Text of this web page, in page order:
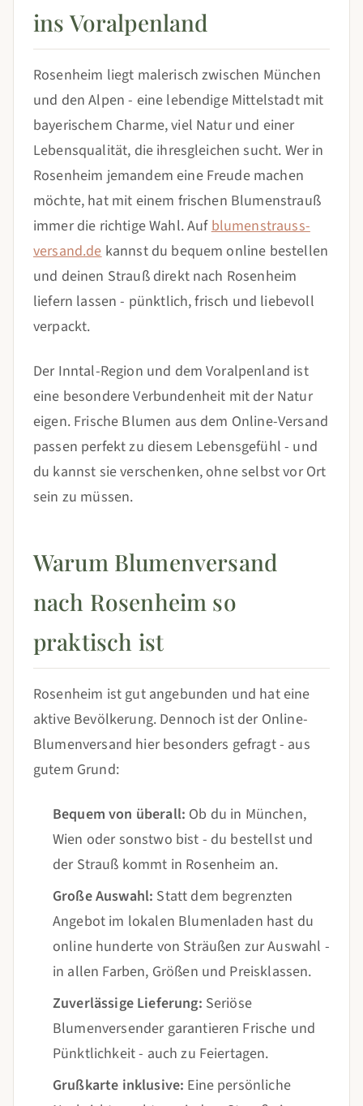
ins Voralpenland
Rosenheim liegt malerisch zwischen München
und den Alpen - eine lebendige Mittelstadt mit
bayerischem Charme, viel Natur und einer
Lebensqualität, die ihresgleichen sucht. Wer in
Rosenheim jemandem eine Freude machen
möchte, hat mit einem frischen Blumenstrauß
immer die richtige Wahl. Aufblumenstrauss-
versand.dekannst du bequem online bestellen
und deinen Strauß direkt nach Rosenheim
liefern lassen - pünktlich, frisch und liebevoll
verpackt.
Der Inntal-Region und dem Voralpenland ist
eine besondere Verbundenheit mit der Natur
eigen. Frische Blumen aus dem Online-Versand
passen perfekt zu diesem Lebensgefühl - und
du kannst sie verschenken, ohne selbst vor Ort
sein zu müssen.
Warum Blumenversand
nach Rosenheim so
praktisch ist
Rosenheim ist gut angebunden und hat eine
aktive Bevölkerung. Dennoch ist der Online-
Blumenversand hier besonders gefragt - aus
gutem Grund:
Bequem von überall: Ob du in München,
Wien oder sonstwo bist - du bestellst und
der Strauß kommt in Rosenheim an.
Große Auswahl: Statt dem begrenzten
Angebot im lokalen Blumenladen hast du
online hunderte von Sträußen zur Auswahl -
in allen Farben, Größen und Preisklassen.
Zuverlässige Lieferung: Seriöse
Blumenversender garantieren Frische und
Pünktlichkeit - auch zu Feiertagen.
Grußkarte inklusive: Eine persönliche